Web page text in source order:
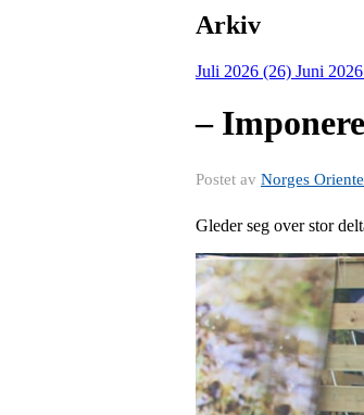
Arkiv
Juli 2026 (26) Juni
–
Postet av Norges
Gleder seg over stor